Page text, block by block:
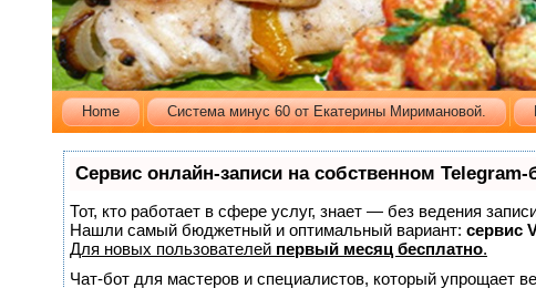
Home Cистема минус 60 от Екатерины Миримановой.
Сервис онлайн-записи на собственном Telegram-
Тот, кто работает в сфере услуг, знает — без ведения
Нашли самый бюджетный и оптимальный вариант: сервис
Для новых пользователей первый месяц бесплатно.
Чат-бот для мастеров и специалистов, который упрощает